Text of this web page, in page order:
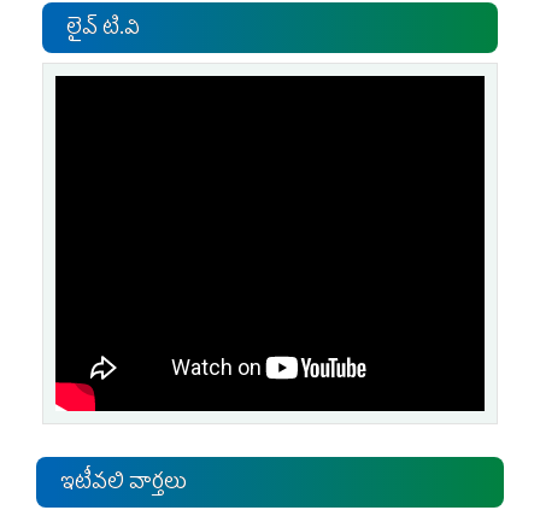
లైవ్ టి.వి
ఇటీవలి వార్తలు